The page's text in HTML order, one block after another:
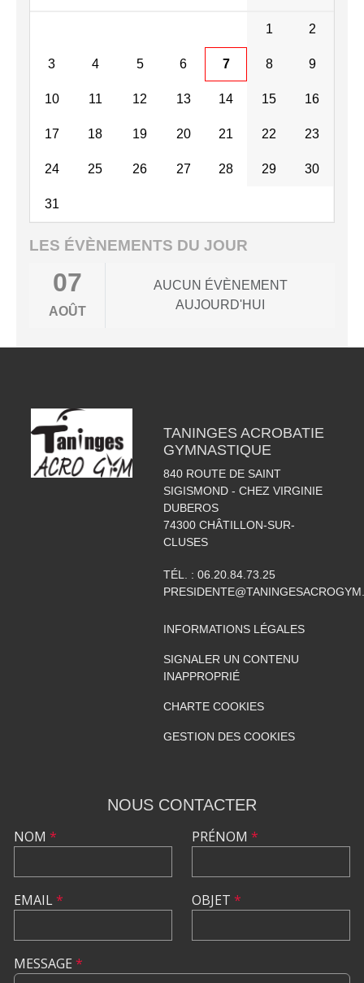
1 2
3 4 5 6 7 8 9
10 11 12 13 14 15 16
17 18 19 20 21 22 23
24 25 26 27 28 29 30
31
LES ÉVÈNEMENTS DU JOUR
07
AOÛT
AUCUN ÉVÈNEMENT
AUJOURD'HUI
TANINGES ACROBATIE
GYMNASTIQUE
840 ROUTE DE SAINT
SIGISMOND - CHEZ VIRGINIE
DUBEROS
74300 CHÂTILLON-SUR-
CLUSES
TÉL. : 06.20.84.73.25
INFORMATIONS LÉGALES
SIGNALER UN CONTENU
INAPPROPRIÉ
CHARTE COOKIES
GESTION DES COOKIES
NOUS CONTACTER
NOM *
EMAIL*
PRÉNOM *
OBJET *
MESSAGE *